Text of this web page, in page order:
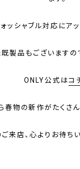
ッシャブル対応にア
製品もございます
ONLY公式はコ
春物の新作がたくさ
来店、心よりお待ちい